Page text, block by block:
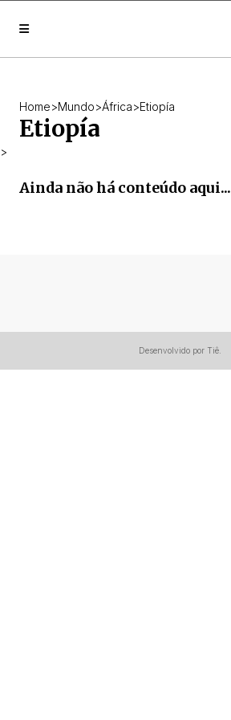
Home>Mundo>África>Etiopía
Etiopía
>
Ainda não há conteúdo aqui...
Desenvolvido por Tiê.